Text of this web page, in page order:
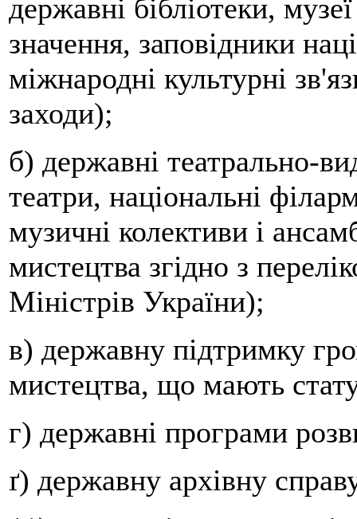
державні бібліотеки,
значення, заповідники
міжнародні культурні
заходи);
б) державні театрально-
театри, національні
музичні колективи і
мистецтва згідно з
Міністрів України);
в) державну підтримку
мистецтва, що мають
г) державні програми
ґ) державну архівну